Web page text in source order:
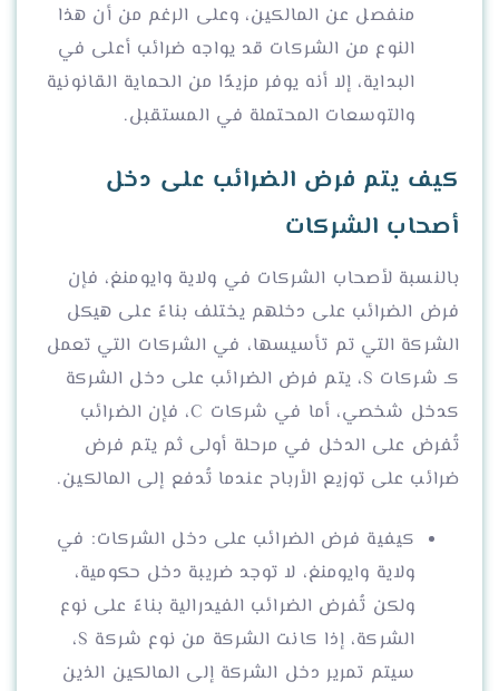
منفصل عن المالكين، وعلى الرغم من أن هذا
النوع من الشركات قد يواجه ضرائب أعلى في
البداية، إلا أنه يوفر مزيدًا من الحماية القانونية
والتوسعات المحتملة في المستقبل.
كيف يتم فرض الضرائب على دخل
أصحاب الشركات
بالنسبة لأصحاب الشركات في ولاية وايومنغ، فإن
فرض الضرائب على دخلهم يختلف بناءً على هيكل
الشركة التي تم تأسيسها، في الشركات التي تعمل
كـ شركات S، يتم فرض الضرائب على دخل الشركة
كدخل شخصي، أما في شركات C، فإن الضرائب
تُفرض على الدخل في مرحلة أولى ثم يتم فرض
ضرائب على توزيع الأرباح عندما تُدفع إلى المالكين.
كيفية فرض الضرائب على دخل الشركات: في
ولاية وايومنغ، لا توجد ضريبة دخل حكومية،
ولكن تُفرض الضرائب الفيدرالية بناءً على نوع
الشركة، إذا كانت الشركة من نوع شركة S،
سيتم تمرير دخل الشركة إلى المالكين الذين